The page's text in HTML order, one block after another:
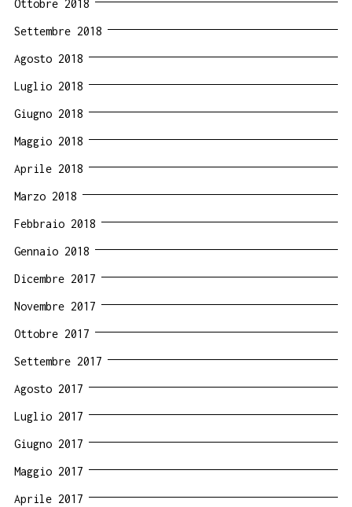
Ottobre 2018
Settembre 2018
Agosto 2018
Luglio 2018
Giugno 2018
Maggio 2018
Aprile 2018
Marzo 2018
Febbraio 2018
Gennaio 2018
Dicembre 2017
Novembre 2017
Ottobre 2017
Settembre 2017
Agosto 2017
Luglio 2017
Giugno 2017
Maggio 2017
Aprile 2017